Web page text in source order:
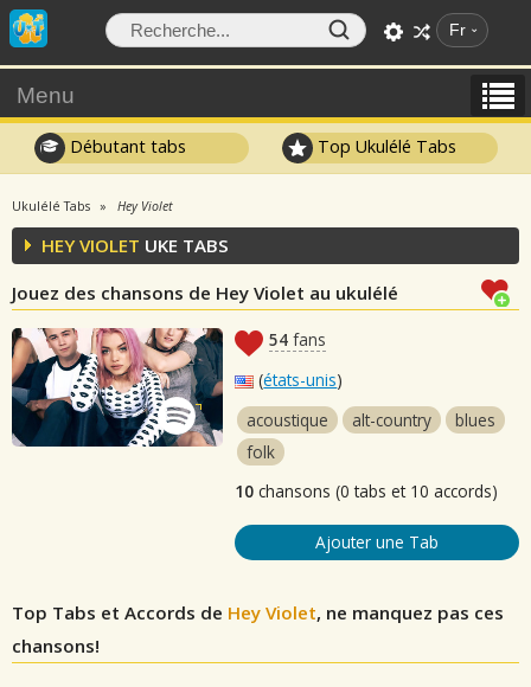
Fr
Menu
Débutant tabs Top Ukulélé Tabs
Ukulélé Tabs Hey Violet
HEY VIOLET UKE TABS
Jouez des chansons de Hey Violet au ukulélé
54 fans
(états-unis)
acoustique
alt-country
blues
folk
10 chansons (0 tabs et 10 accords)
Ajouter une Tab
Top Tabs et Accords de Hey Violet, ne manquez pas ces
chansons!